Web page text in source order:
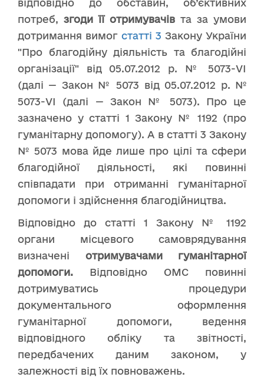
відповідно до обставин, об’єктивних
потреб, згоди її отримувачів та за умови
дотримання вимог статті 3 Закону України
"Про благодійну діяльність та благодійні
організації" від 05.07.2012 р. № 5073-VI
(далі — Закон № 5073 від 05.07.2012 р. №
5073-VI (далі — Закон № 5073). Про це
зазначено у статті 1 Закону № 1192 (про
гуманітарну допомогу). А в статті 3 Закону
№ 5073 мова йде лише про цілі та сфери
благодійної діяльності, які повинні
співпадати при отриманні гуманітарної
допомоги і здійснення благодійництва.
Відповідно до статті 1 Закону № 1192
органи місцевого самоврядування
визначені отримувачами гуманітарної
допомоги. Відповідно ОМС повинні
дотримуватись процедури
документального оформлення
гуманітарної допомоги, ведення
відповідного обліку та звітності,
передбачених даним законом, у
залежності від їх повноважень.